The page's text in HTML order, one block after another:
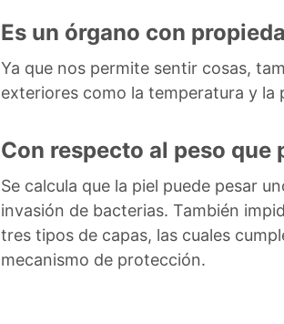
Es un órgano con
Ya que nos permite sentir cosas,
exteriores como la temperatura y la
Con respecto al peso que
Se calcula que la piel puede pesar
invasión de bacterias. También
tres tipos de capas, las cuales
mecanismo de protección.